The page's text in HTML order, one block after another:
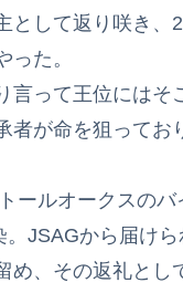
として返り咲き、
た。
言って王位にはそ
者が命を狙ってお
ールオークスの
JSAGから届け
め、その返礼とし